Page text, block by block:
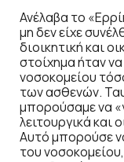
Ανέλαβα το
μη δεν είχε
διοικητική και
στοίχημα ήταν
νοσοκομείου
των ασθενών.
μπορούσαμε να
λειτουργικά και
Αυτό μπορούσε
του